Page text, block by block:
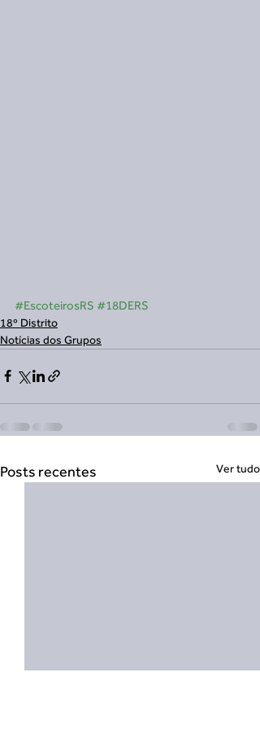
#EscoteirosRS #18DERS
18º Distrito
Notícias dos Grupos
Posts recentes Ver tudo